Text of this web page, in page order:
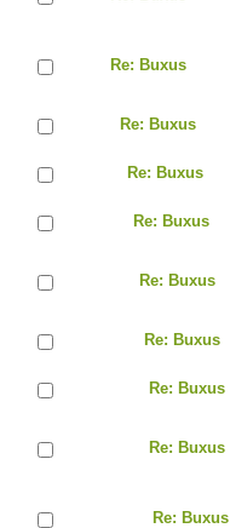
Re: Buxus
Re: Buxus
Re: Buxus
Re: Buxus
Re: Buxus
Re: Buxus
Re: Buxus
Re: Buxus
Re: Buxus